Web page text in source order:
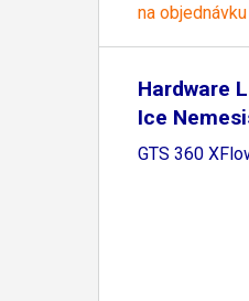
na objednávku
Hardware
Ice
GTS 360